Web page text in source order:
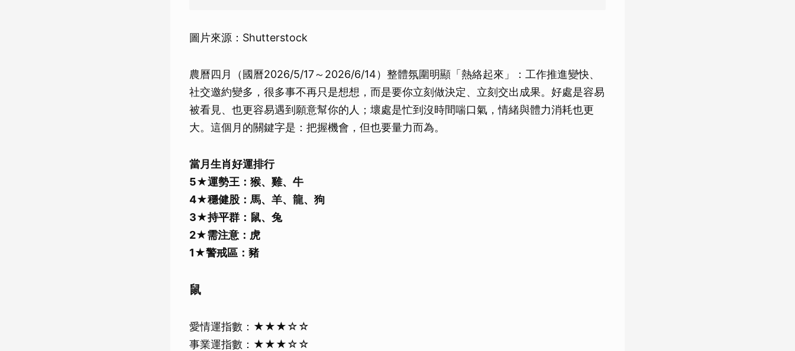
圖片來源：Shutterstock
農曆四月（國曆2026/5/17～2026/6/14）整體氛圍明顯「熱絡起來」：工作推進變快、
社交邀約變多，很多事不再只是想想，而是要你立刻做決定、立刻交出成果。好處是容易
被看見、也更容易遇到願意幫你的人；壞處是忙到沒時間喘口氣，情緒與體力消耗也更
大。這個月的關鍵字是：把握機會，但也要量力而為。
當月生肖好運排行
5★運勢王：猴、雞、牛
4★穩健股：馬、羊、龍、狗
3★持平群：鼠、兔
2★需注意：虎
1★警戒區：豬
鼠
愛情運指數：★★★☆☆
事業運指數：★★★☆☆